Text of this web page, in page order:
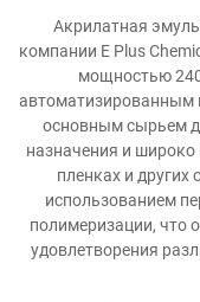
Акрилатная
компании E Plus
мощностью
автоматизированным
основным сырьем
назначения и широко
пленках и других
использованием
полимеризации, что
удовлетворения